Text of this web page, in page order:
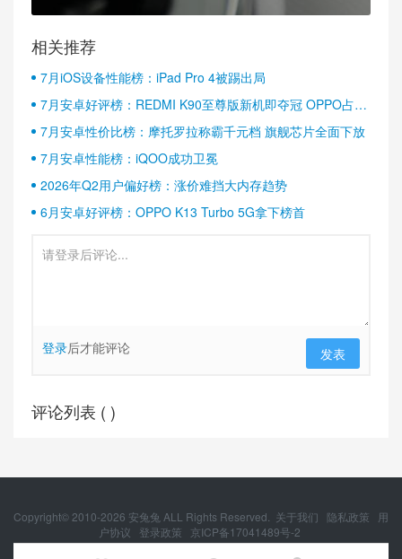
相关推荐
7月iOS设备性能榜：iPad Pro 4被踢出局
7月安卓好评榜：REDMI K90至尊版新机即夺冠 OPPO占据
半壁江山
7月安卓性价比榜：摩托罗拉称霸千元档 旗舰芯片全面下放
7月安卓性能榜：iQOO成功卫冕
2026年Q2用户偏好榜：涨价难挡大内存趋势
6月安卓好评榜：OPPO K13 Turbo 5G拿下榜首
登录后才能评论 发表
评论列表 ( )
Copyright© 2010-2026 安兔兔 ALL Rights Reserved. 关于我们 隐私政策
用
户协议
登录政策
京ICP备17041489号-2
京公网安备 11010502054377号